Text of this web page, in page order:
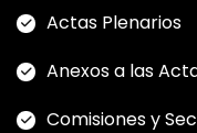
Actas Plenarios
Anexos a las
Comisiones y